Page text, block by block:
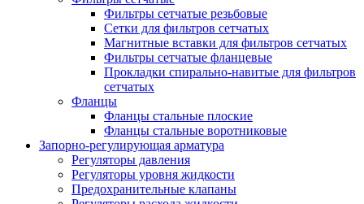
Фильтры сетчатые резьбовые
Сетки для фильтров сетчатых
Магнитные вставки для фильтров сетчатых
Фильтры сетчатые фланцевые
Прокладки спирально-навитые для фильтров
сетчатых
Фланцы
Фланцы стальные плоские
Фланцы стальные воротниковые
Запорно-регулирующая арматура
Регуляторы давления
Регуляторы уровня жидкости
Предохранительные клапаны